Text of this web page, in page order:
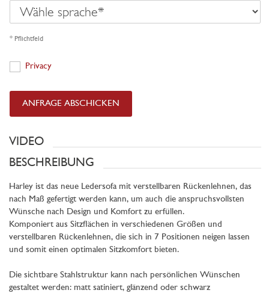
Wähle
sprache
* Pflichtfeld
Privacy
Privacy
ANFRAGE ABSCHICKEN
VIDEO
BESCHREIBUNG
Harley ist das neue Ledersofa mit verstellbaren Rückenlehnen, das
nach Maß gefertigt werden kann, um auch die anspruchsvollsten
Wünsche nach Design und Komfort zu erfüllen.
Komponiert aus Sitzflächen in verschiedenen Größen und
verstellbaren Rückenlehnen, die sich in 7 Positionen neigen lassen
und somit einen optimalen Sitzkomfort bieten.
Die sichtbare Stahlstruktur kann nach persönlichen Wünschen
gestaltet werden: matt satiniert, glänzend oder schwarz